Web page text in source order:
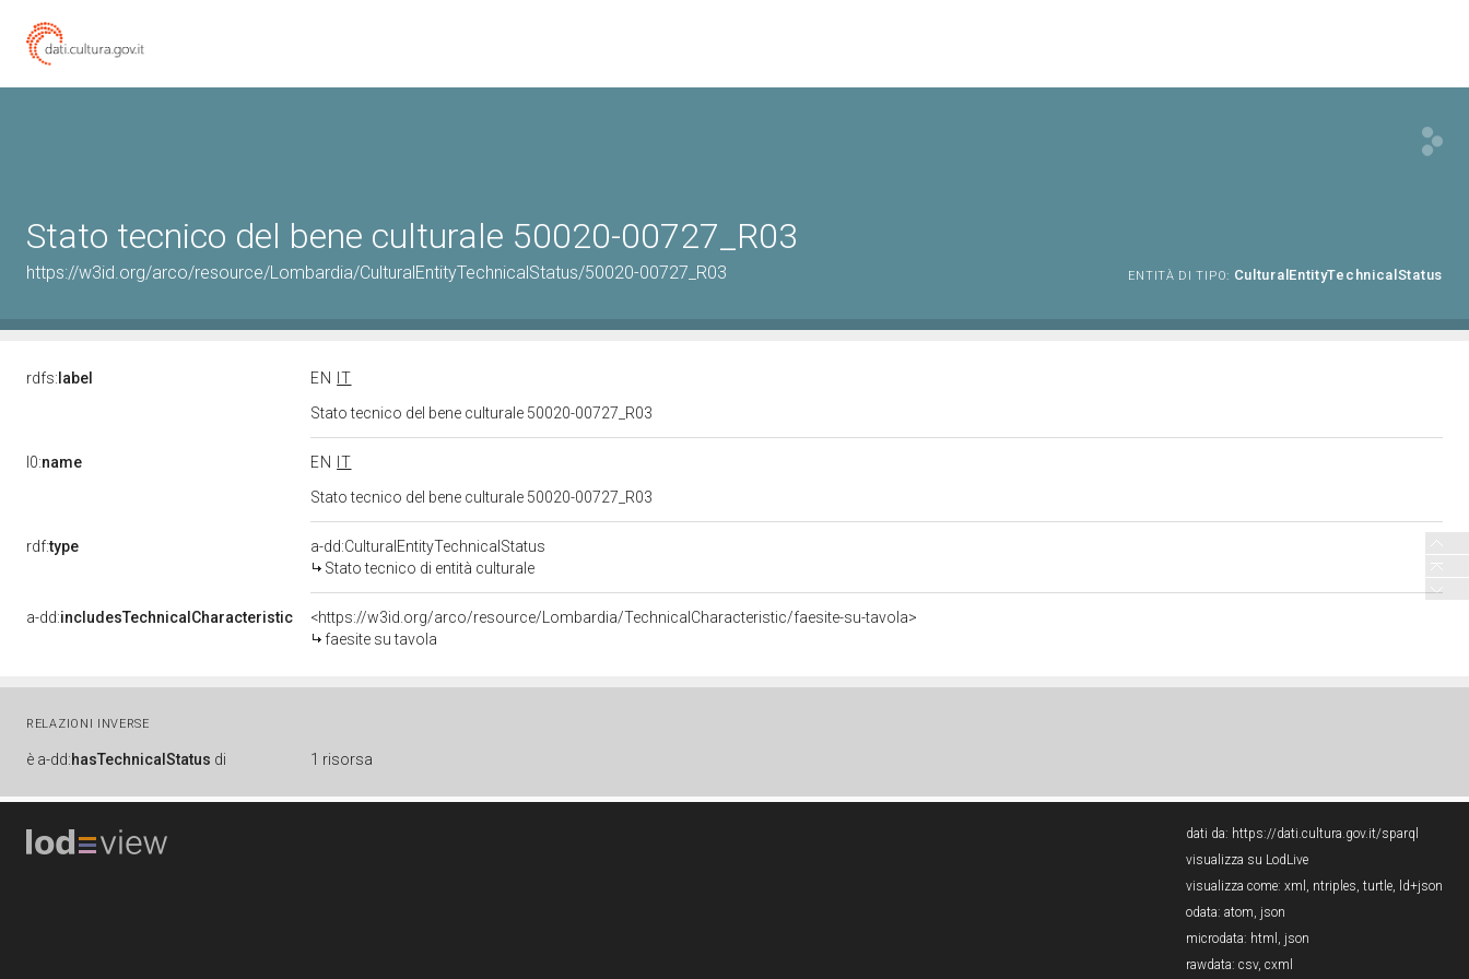
Stato tecnico del bene culturale 50020-00727_R03
https://w3id.org/arco/resource/Lombardia/CulturalEntityTechnicalStatus/50020-00727_R03 ENTITÀ DI TIPO: CulturalEntityTechnicalStatus
rdfs: label EN
IT
Stato tecnico del bene culturale 50020-00727_R03
l0:name EN
IT
Stato tecnico del bene culturale 50020-00727_R03
rdf:type
a-dd:CulturalEntityTechnicalStatus
Stato tecnico di entità culturale
a-dd:includesTechnicalCharacteristic
<https://w3id.org/arco/resource/Lombardia/TechnicalCharacteristic/faesite-su-tavola>
faesite su tavola
RELAZIONI INVERSE
è a-dd:hasTechnicalStatus di 1 risorsa
dati da: https://dati.cultura.gov.it/sparql
visualizza su LodLive
visualizza come: xml , ntriples, turtle, ld+json
odata: atom, json
microdata: html , json
rawdata: csv, cxml